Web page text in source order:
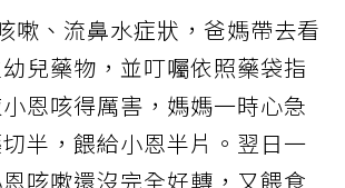
嗽、流鼻水症狀，爸媽帶去看
兒藥物，並叮囑依照藥袋指
恩咳得厲害，媽媽一時心急
半，餵給小恩半片。翌日一
咳嗽還沒完全好轉，又餵食